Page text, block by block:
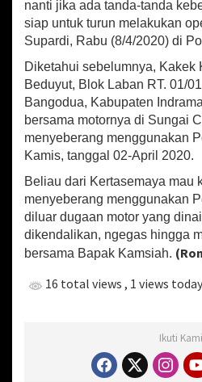
nanti jika ada tanda-tanda
siap untuk turun melakukan
Supardi, Rabu (8/4/2020) di
Diketahui sebelumnya, Kakek
Beduyut, Blok Laban RT. 01/
Bangodua, Kabupaten
bersama motornya di Sungai
menyeberang menggunakan
Kamis, tanggal 02-April 2020.
Beliau dari Kertasemaya mau
menyeberang menggunakan
diluar dugaan motor yang
dikendalikan, ngegas hingga
bersama Bapak Kamsiah.
16 total views , 1 views today
Ikuti Kami